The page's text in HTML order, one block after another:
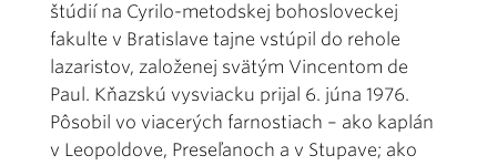
štúdií na Cyrilo-metodskej bohosloveckej
fakulte v Bratislave tajne vstúpil do rehole
lazaristov, založenej svätým Vincentom de
Paul. Kňazskú vysviacku prijal 6. júna 1976.
Pôsobil vo viacerých farnostiach – ako kaplán
v Leopoldove, Preseľanoch a v Stupave; ako